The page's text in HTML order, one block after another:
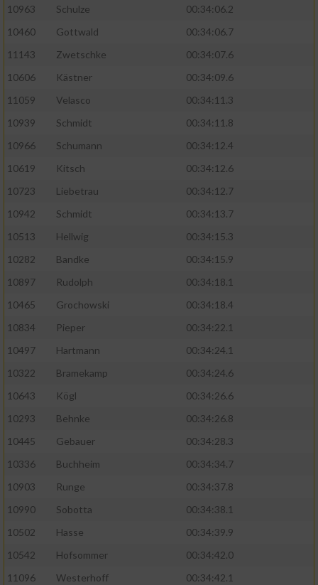
10963
Schulze
00:34:06.2
10460
Gottwald
00:34:06.7
11143
Zwetschke
00:34:07.6
10606
Kästner
00:34:09.6
11059
Velasco
00:34:11.3
10939
Schmidt
00:34:11.8
10966
Schumann
00:34:12.4
10619
Kitsch
00:34:12.6
10723
Liebetrau
00:34:12.7
10942
Schmidt
00:34:13.7
10513
Hellwig
00:34:15.3
10282
Bandke
00:34:15.9
10897
Rudolph
00:34:18.1
10465
Grochowski
00:34:18.4
10834
Pieper
00:34:22.1
10497
Hartmann
00:34:24.1
10322
Bramekamp
00:34:24.6
10643
Kögl
00:34:26.6
10293
Behnke
00:34:26.8
10445
Gebauer
00:34:28.3
10336
Buchheim
00:34:34.7
10903
Runge
00:34:37.8
10990
Sobotta
00:34:38.1
10502
Hasse
00:34:39.9
10542
Hofsommer
00:34:42.0
11096
Westerhoff 00:34:42.1